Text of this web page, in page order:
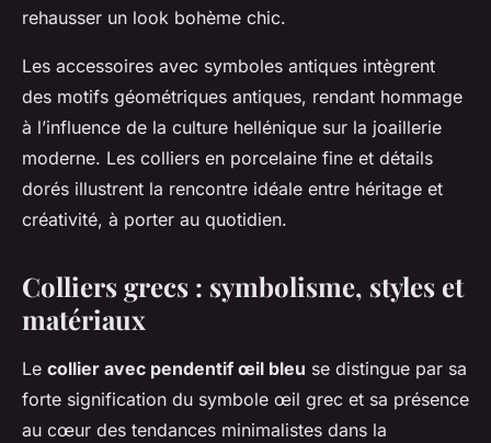
rehausser un look bohème chic.
Les accessoires avec symboles antiques intègrent
des motifs géométriques antiques, rendant hommage
à l’influence de la culture hellénique sur la joaillerie
moderne. Les colliers en porcelaine fine et détails
dorés illustrent la rencontre idéale entre héritage et
créativité, à porter au quotidien.
Colliers grecs : symbolisme, styles et
matériaux
Le collier avec pendentif œil bleu se distingue par sa
forte signification du symbole œil grec et sa présence
au cœur des tendances minimalistes dans la